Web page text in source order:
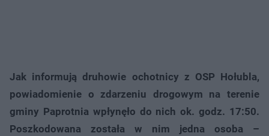
Jak informują druhowie ochotnicy z OSP Hołubla,
powiadomienie o zdarzeniu drogowym na terenie
gminy Paprotnia wpłynęło do nich ok. godz. 17:50.
Poszkodowana została w nim jedna osoba –